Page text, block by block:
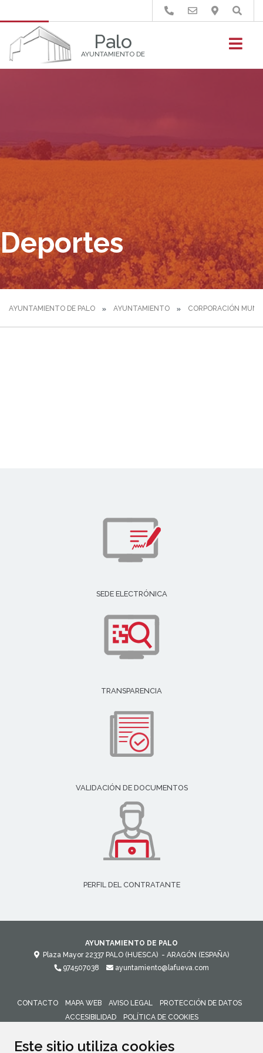
Este sitio utiliza cookies
Palo
AYUNTAMIENTO DE
Buscar
Deportes
AYUNTAMIENTO DE PALO AYUNTAMIENTO CORPORACIÓN
SEDE ELECTRÓNICA
TRANSPARENCIA
VALIDACIÓN DE DOCUMENTOS
PERFIL DEL CONTRATANTE
AYUNTAMIENTO DE PALO
Plaza Mayor22337 PALO (HUESCA) - ARAGÓN (ESPAÑA)
974507038
ayuntamiento@lafueva.com
CONTACTO MAPA WEB AVISO LEGAL
PROTECCIÓN DE DATOS
ACCESIBILIDAD
POLÍTICA DE COOKIES